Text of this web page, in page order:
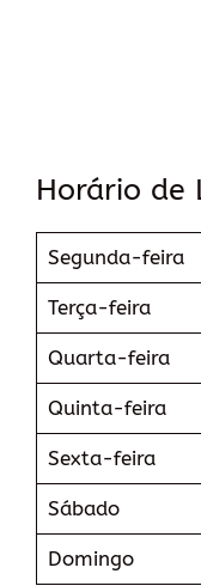
Horário de
Segunda-feira
Terça-feira
Quarta-feira
Quinta-feira
Sexta-feira
Sábado
Domingo